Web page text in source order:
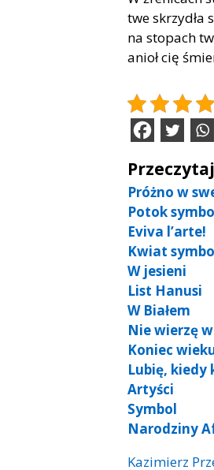
twe skrzy­dła
na sto­pach
anioł cię
Próżno w
Potok
Eviva l’arte!
Kwiat
W jesieni
List Hanusi
W Białem
Nie wierzę
Koniec
Lubię, kiedy
Artyści
Symbol
Narodziny
Kazimierz